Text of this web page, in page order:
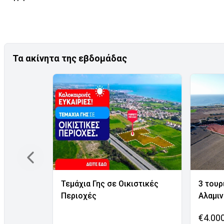
Τα ακίνητα της εβδομάδας
Τεμάχια Γης σε Οικιστικές
Περιοχές
3